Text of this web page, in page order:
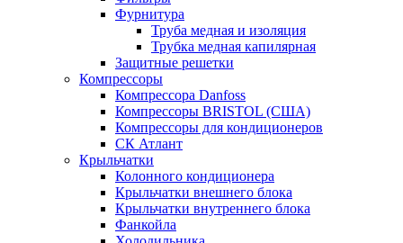
Фурнитура
Труба медная и изоляция
Трубка медная капилярная
Защитные решетки
Компрессоры
Компрессора Danfoss
Компрессоры BRISTOL (США)
Компрессоры для кондиционеров
СК Атлант
Крыльчатки
Колонного кондиционера
Крыльчатки внешнего блока
Крыльчатки внутреннего блока
Фанкойла